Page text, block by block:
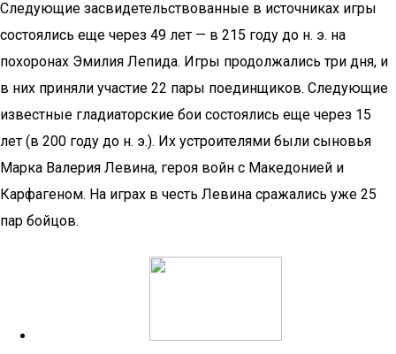
Следующие засвидетельствованные в источниках игры
состоялись еще через 49 лет — в 215 году до н. э. на
похоронах Эмилия Лепида. Игры продолжались три дня, и
в них приняли участие 22 пары поединщиков. Следующие
известные гладиаторские бои состоялись еще через 15
лет (в 200 году до н. э.). Их устроителями были сыновья
Марка Валерия Левина, героя войн с Македонией и
Карфагеном. На играх в честь Левина сражались уже 25
пар бойцов.